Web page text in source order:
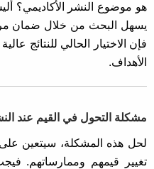
هو موضوع النشر الأكاديمي؟
يسهل البحث من خلال ضمان
فإن الاختيار الحالي للنتائج
الأهداف.
مشكلة التحول في القيم عند
لحل هذه المشكلة، سيتعين على
تغيير قيمهم وممارساتهم.